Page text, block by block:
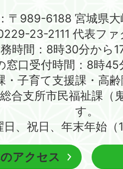
〒989-6188 宮城県大
23-2111 代表フ
時間：8時30分から
窓口受付時間：8時
・子育て支援課・高
合支所市民福祉課（
す。
日、祝日、年末年始
アクセス